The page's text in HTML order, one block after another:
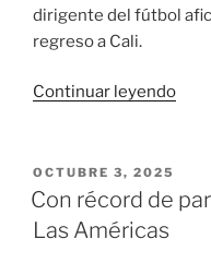
dirigente del fútbol
regreso a Cali.
Continuar leyendo«Feo
con
PUBLICADO
EL
OCTUBRE 3, 2025
Con récord de
Las Américas